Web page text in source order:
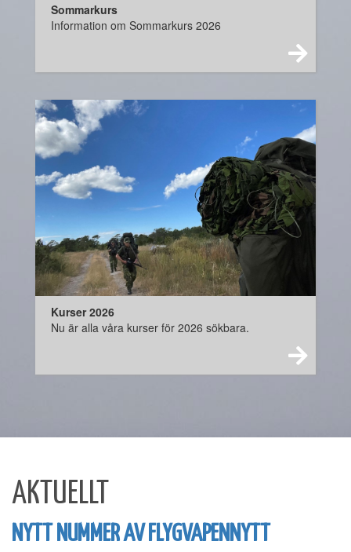
Sommarkurs
Information om Sommarkurs 2026
Kurser 2026
Nu är alla våra kurser för 2026 sökbara.
AKTUELLT
NYTT NUMMER AV FLYGVAPENNYTT